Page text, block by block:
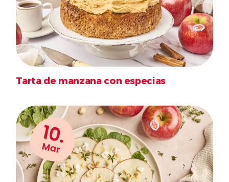
Tarta de manzana con especias
10.
Mar